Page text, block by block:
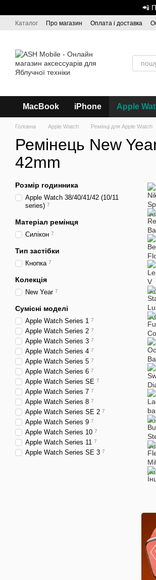
📲
Каталог Про магазин Оплата і доставка
MacBook iPhone Apple
Головна Apple Watch Ремінці для Apple Watch
Ремінець New
42mm
Розмір годинника
Аpple Watch 38/40/41/42 (10/11
series) 7
Матеріал ремінця
Силікон 7
Тип застібки
Кнопка 7
Колекція
New Year 7
Сумісні моделі
Apple Watch Series 1 7
Apple Watch Series 2 7
Apple Watch Series 3 7
Apple Watch Series 4 7
Apple Watch Series 5 7
Apple Watch Series 6 7
Apple Watch Series SE 7
Apple Watch Series 7 7
Apple Watch Series 8 7
Apple Watch Series SE 2 7
Apple Watch Series 9 7
Apple Watch Series 10 7
Apple Watch Series 11 7
Apple Watch Series SE 3 7